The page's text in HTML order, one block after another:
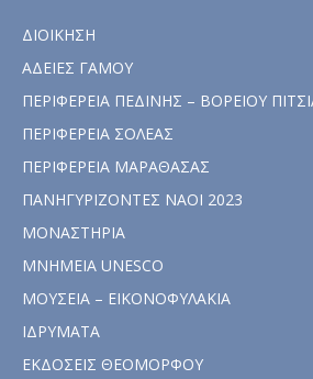
ΔΙΟΙΚΗΣΗ
ΑΔΕΙΕΣ ΓΑΜΟΥ
ΠΕΡΙΦΕΡΕΙΑ ΠΕΔΙΝΗΣ – ΒΟΡΕΙΟΥ
ΠΕΡΙΦΕΡΕΙΑ ΣΟΛΕΑΣ
ΠΕΡΙΦΕΡΕΙΑ ΜΑΡΑΘΑΣΑΣ
ΠΑΝΗΓΥΡΙΖΟΝΤΕΣ ΝΑΟΙ 2023
ΜΟΝΑΣΤΗΡΙΑ
ΜΝΗΜΕΙΑ UNESCO
ΜΟΥΣΕΙΑ – ΕΙΚΟΝΟΦΥΛΑΚΙΑ
ΙΔΡΥΜΑΤΑ
ΕΚΔΟΣΕΙΣ ΘΕΟΜΟΡΦΟΥ